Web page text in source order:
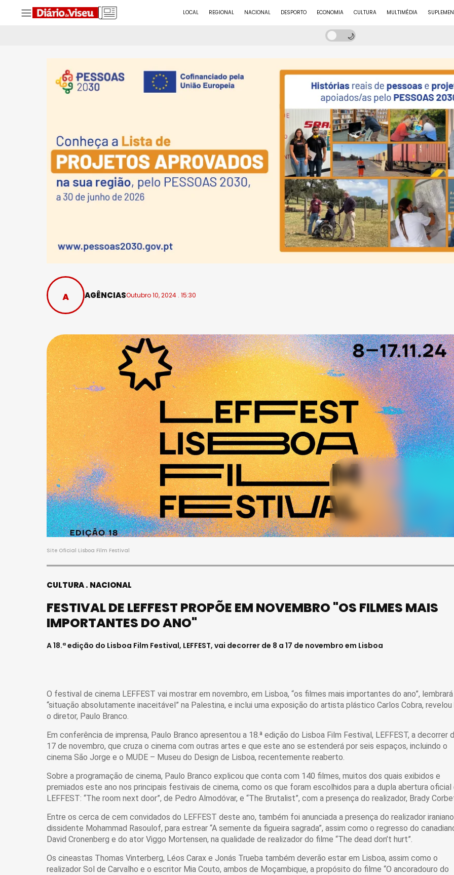
LOCAL REGIONAL NACIONAL DESPORTO ECONOMIA CULTURA MULTIMÉDIA
AGÊNCIASOutubro 10, 2024 . 15:30
Site Oficial Lisboa Film Festival
CULTURA NACIONAL
FESTIVAL DE LEFFEST PROPÕE EM NOVEMBRO "OS FILMES MAIS
IMPORTANTES DO ANO"
A 18.ª edição do Lisboa Film Festival, LEFFEST, vai decorrer de 8 a 17 de novembro em Lisboa
O festival de cinema LEFFEST vai mostrar em novembro, em Lisboa, “os filmes mais importantes do ano”,
“situação absolutamente inaceitável” na Palestina, e inclui uma exposição do artista plástico Carlos Cobra, revelou
o diretor, Paulo Branco.
Em conferência de imprensa, Paulo Branco apresentou a 18.ª edição do Lisboa Film Festival, LEFFEST, a decorrer
17 de novembro, que cruza o cinema com outras artes e que este ano se estenderá por seis espaços, incluindo o
cinema São Jorge e o MUDE – Museu do Design de Lisboa, recentemente reaberto.
Sobre a programação de cinema, Paulo Branco explicou que conta com 140 filmes, muitos dos quais exibidos e
premiados este ano nos principais festivais de cinema, como os que foram escolhidos para a dupla abertura oficial
LEFFEST: “The room next door”, de Pedro Almodóvar, e “The Brutalist”, com a presença do realizador, Brady
Entre os cerca de cem convidados do LEFFEST deste ano, também foi anunciada a presença do realizador iraniano
dissidente Mohammad Rasoulof, para estrear “A semente da figueira sagrada”, assim como o regresso do
David Cronenberg e do ator Viggo Mortensen, na qualidade de realizador do filme “The dead don’t hurt”.
Os cineastas Thomas Vinterberg, Léos Carax e Jonás Trueba também deverão estar em Lisboa, assim como o
realizador Sol de Carvalho e o escritor Mia Couto, ambos de Moçambique, a propósito do filme “O ancoradouro do
ASAE APREENDE CERCA DE
21 MIL LITROS DE VINHO E
ESPUMANTE NA REGIÃO
CENTRO
Julho 11, 2026 . 10:41